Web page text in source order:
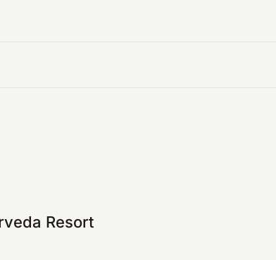
Resort